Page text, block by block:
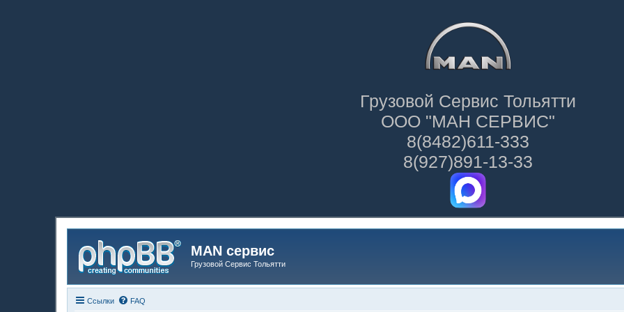
Грузовой Сервис Тольятти
ООО "МАН СЕРВИС"
8(8482)611-333
8(927)891-13-33
MAN сервис
Грузовой Сервис Тольятти
Ссылки FAQ